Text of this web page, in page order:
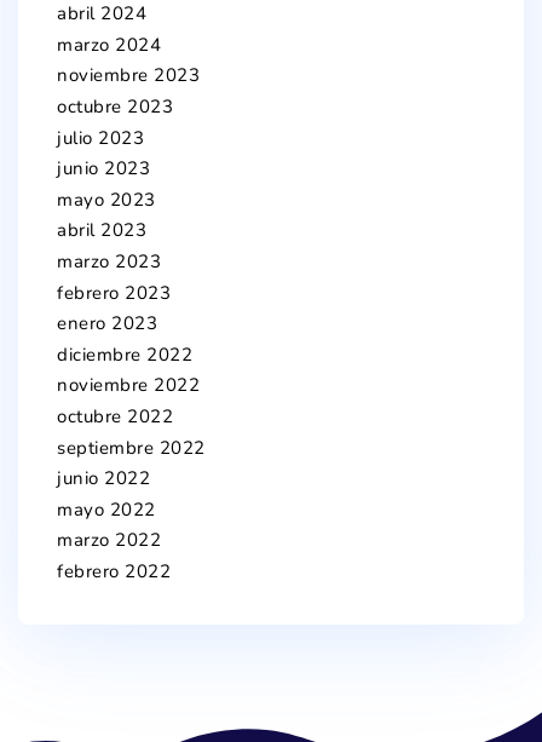
abril 2024
marzo 2024
noviembre 2023
octubre 2023
julio 2023
junio 2023
mayo 2023
abril 2023
marzo 2023
febrero 2023
enero 2023
diciembre 2022
noviembre 2022
octubre 2022
septiembre 2022
junio 2022
mayo 2022
marzo 2022
febrero 2022